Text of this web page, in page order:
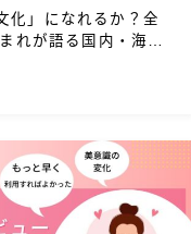
化」になれるか？全
れが語る国内・海外